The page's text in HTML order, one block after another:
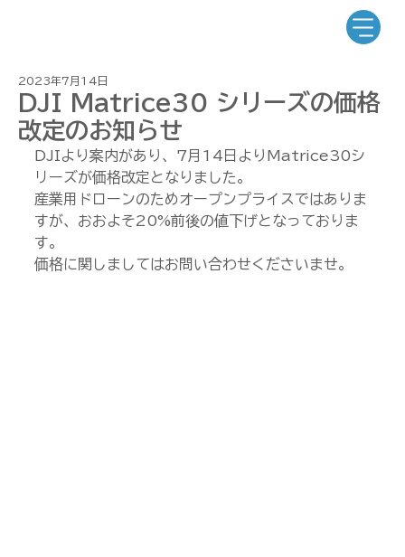
DJI Matrice30 シリーズの価格
改定のお知らせ
2023年7月14日
DJIより案内があり、7月14日よりMatrice30シ
リーズが価格改定となりました。
産業用ドローンのためオープンプライスではありま
すが、おおよそ20%前後の値下げとなっておりま
す。
価格に関しましてはお問い合わせくださいませ。